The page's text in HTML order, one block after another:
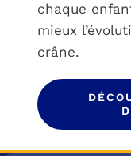
chaque
mieux
crâne.